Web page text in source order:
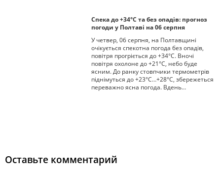
Спека до +34°С та без опадів: прогноз
погоди у Полтаві на 06 серпня
У четвер, 06 серпня, на Полтавщині
очікується спекотна погода без опадів,
повітря прогріється до +34°С. Вночі
повітря охолоне до +21°С, небо буде
ясним. До ранку стовпчики термометрів
піднімуться до +23°С…+28°С, збережеться
переважно ясна погода. Вдень…
Оставьте комментарий